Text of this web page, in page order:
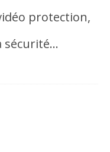
protection,
sécurité…